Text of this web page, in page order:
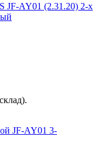
JF-AY01 (2.31.20) 2-х